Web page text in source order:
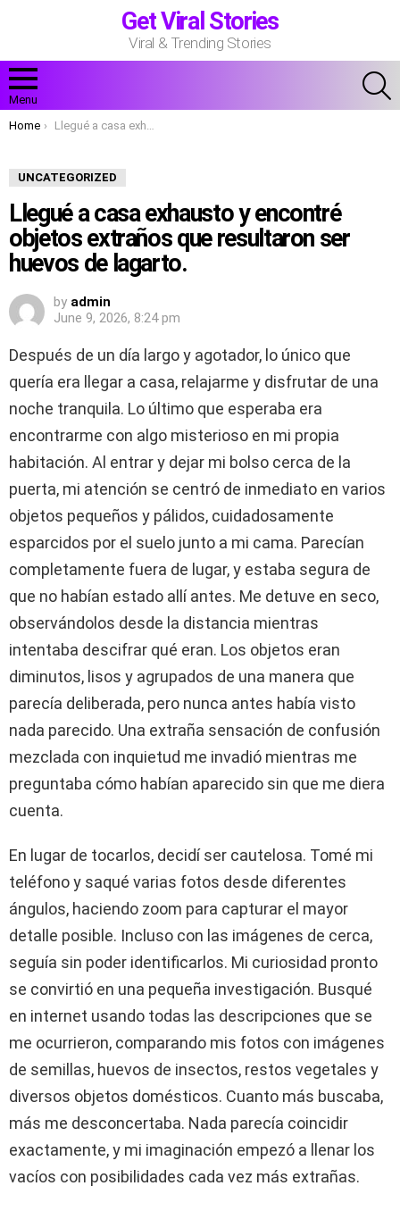
Get Viral Stories
Viral & Trending Stories
Menu
You are here:
Home Llegué a casa exhausto y encontré objetos extraños que resultaron ser huevos de lagarto.
UNCATEGORIZED
Llegué a casa exhausto y encontré
objetos extraños que resultaron ser
huevos de lagarto.
by admin
June 9, 2026, 8:24 pm
Después de un día largo y agotador, lo único que
quería era llegar a casa, relajarme y disfrutar de una
noche tranquila. Lo último que esperaba era
encontrarme con algo misterioso en mi propia
habitación. Al entrar y dejar mi bolso cerca de la
puerta, mi atención se centró de inmediato en varios
objetos pequeños y pálidos, cuidadosamente
esparcidos por el suelo junto a mi cama. Parecían
completamente fuera de lugar, y estaba segura de
que no habían estado allí antes. Me detuve en seco,
observándolos desde la distancia mientras
intentaba descifrar qué eran. Los objetos eran
diminutos, lisos y agrupados de una manera que
parecía deliberada, pero nunca antes había visto
nada parecido. Una extraña sensación de confusión
mezclada con inquietud me invadió mientras me
preguntaba cómo habían aparecido sin que me diera
cuenta.
En lugar de tocarlos, decidí ser cautelosa. Tomé mi
teléfono y saqué varias fotos desde diferentes
ángulos, haciendo zoom para capturar el mayor
detalle posible. Incluso con las imágenes de cerca,
seguía sin poder identificarlos. Mi curiosidad pronto
se convirtió en una pequeña investigación. Busqué
en internet usando todas las descripciones que se
me ocurrieron, comparando mis fotos con imágenes
de semillas, huevos de insectos, restos vegetales y
diversos objetos domésticos. Cuanto más buscaba,
más me desconcertaba. Nada parecía coincidir
exactamente, y mi imaginación empezó a llenar los
vacíos con posibilidades cada vez más extrañas.